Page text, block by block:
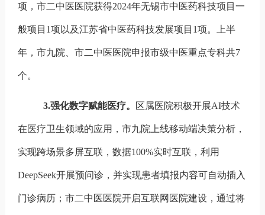
项，市二中医医院获得2024年无锡市中医药科技项目一
般项目 1项以及江苏省中医药科技发展项目 1项。上半
年， 市九院、市二中医医院申报市级中医重点专科共7
个。
3.强化数字赋能医疗。 区属医院积极开展AI技术
在医疗卫生领域的应用，市九院上线移动端决策分析，
实现跨场景多屏互联，数据100%实时互联，利用
DeepSeek开展预问诊，并实现患者填报内容可自动插入
门诊病历；市二中医医院开启互联网医院建设，通过将